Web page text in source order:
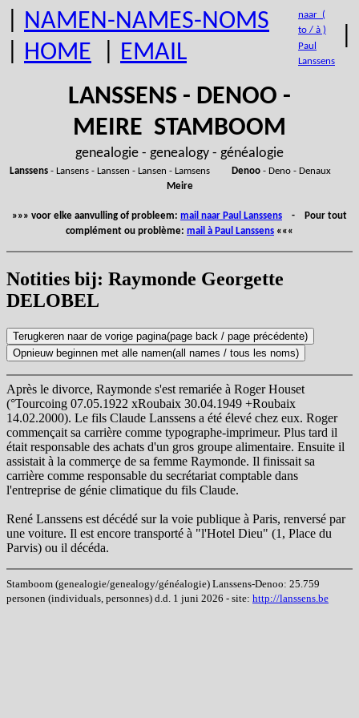
NAMEN-NAMES-NOMS
HOME EMAIL
naar (
to / à )
Paul
Lanssens
LANSSENS - DENOO -
MEIRE STAMBOOM
genealogie - genealogy - généalogie
Lanssens- Lansens - Lanssen - Lansen - Lamsens Denoo- Deno - Denaux
Meire
»»» voor elke aanvulling of probleem: mail naar Paul Lanssens - Pour tout
complément ou problème: mail à Paul Lanssens «««
Notities bij: Raymonde Georgette
DELOBEL
Après le divorce, Raymonde s'est remariée à Roger Houset
(°Tourcoing 07.05.1922 xRoubaix 30.04.1949 +Roubaix
14.02.2000). Le fils Claude Lanssens a été élevé chez eux. Roger
commençait sa carrière comme typographe-imprimeur. Plus tard il
était responsable des achats d'un gros groupe alimentaire. Ensuite il
assistait à la commerçe de sa femme Raymonde. Il finissait sa
carrière comme responsable du secrétariat comptable dans
l'entreprise de génie climatique du fils Claude.
René Lanssens est décédé sur la voie publique à Paris, renversé par
une voiture. Il est encore transporté à "l'Hotel Dieu" (1, Place du
Parvis) ou il décéda.
Stamboom (genealogie/genealogy/généalogie) Lanssens-Denoo: 25.759
personen (individuals, personnes) d.d. 1 juni 2026 - site: http://lanssens.be